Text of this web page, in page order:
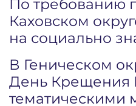
По требованию
Каховском
на социально
В Геническом
День Крещения
тематическими